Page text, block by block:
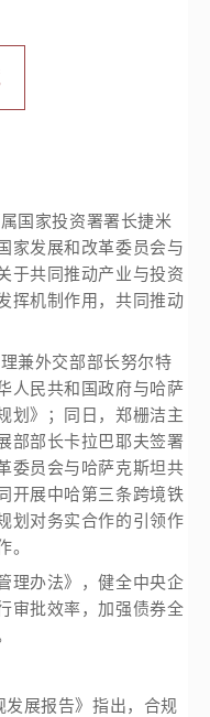
国家投资署署长捷米
家发展和改革委员会与
于共同推动产业与投资
挥机制作用，共同推动
兼外交部部长努尔特
人民共和国政府与哈萨
划》；同日，郑栅洁主
部部长卡拉巴耶夫签署
委员会与哈萨克斯坦共
开展中哈第三条跨境铁
划对务实合作的引领作
理办法》，健全中央企
审批效率，加强债券全
展报告》指出，合规